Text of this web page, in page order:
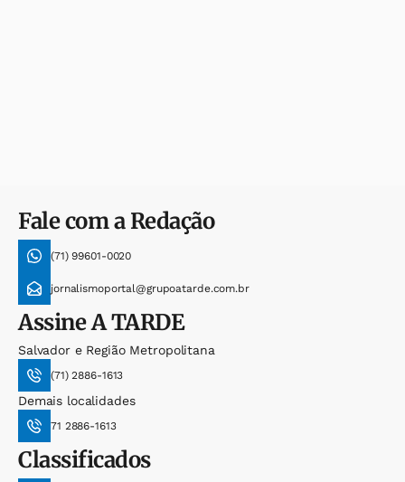
Fale com a Redação
(71) 99601-0020
jornalismoportal@grupoatarde.com.br
AssineA TARDE
Salvador e Região Metropolitana
(71) 2886-1613
Demais localidades
71 2886-1613
Classificados